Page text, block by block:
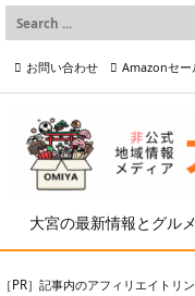
大宮の最新情報とグル
お問い合わせ Amazonセー
プライバシーポリシー等
［PR］記事内のアフィリエイトリ